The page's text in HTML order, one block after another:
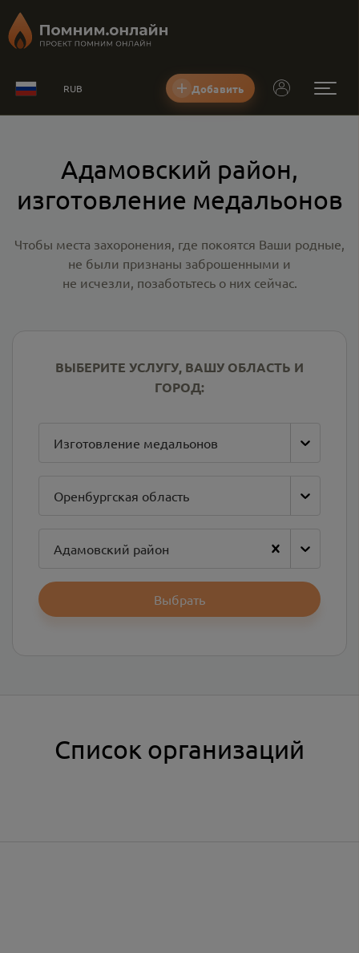
RUB Добавить
Адамовский район,
изготовление медальонов
Чтобы места захоронения, где покоятся Ваши родные,
не были признаны заброшенными и
не исчезли, позаботьтесь о них сейчас.
ВЫБЕРИТЕ УСЛУГУ, ВАШУ ОБЛАСТЬ И
ГОРОД:
Изготовление медальонов
Оренбургская область
Адамовский район
Выбрать
Список организаций